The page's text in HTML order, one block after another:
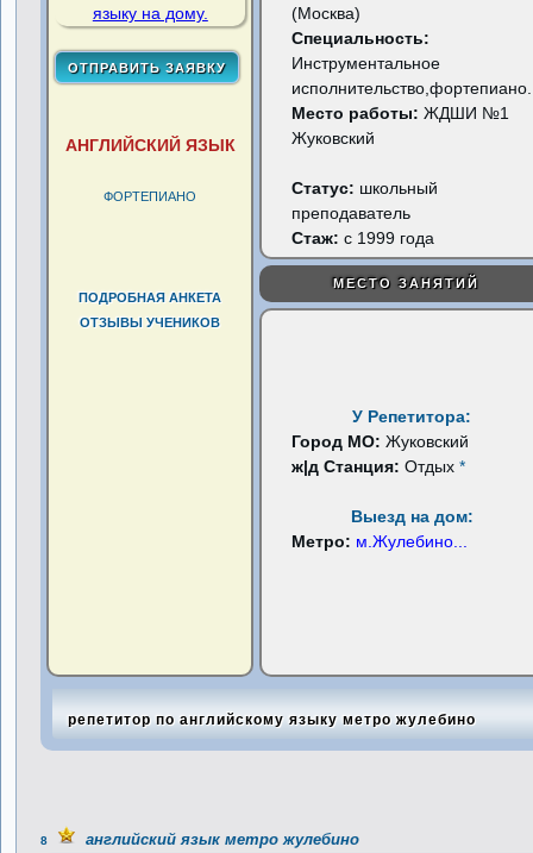
АНГЛИЙСКИЙ ЯЗЫК
ФОРТЕПИАНО
ПОДРОБНАЯ АНКЕТА
ОТЗЫВЫ УЧЕНИКОВ
(Москва)
Специальность:
Инструментальное
исполнительство,фортепиано.
Место работы: ЖДШИ №1
Жуковский
Статус: школьный
преподаватель
Стаж: с 1999 года
МЕСТО ЗАНЯТИЙ
У Репетитора:
Город МО:Жуковский
ж|д Станция:Отдых*
Выезд на дом:
Метро: м.Жулебино
репетитор по английскому языку метро жулебино
8 английский язык метро жулебино